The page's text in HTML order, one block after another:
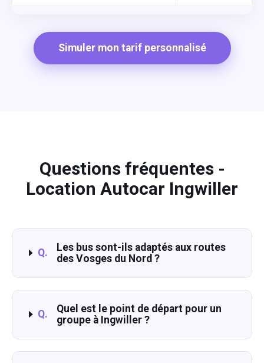
Simuler mon tarif personnalisé
Questions fréquentes -
Location Autocar Ingwiller
Q.
Les bus sont-ils adaptés aux routes
des Vosges du Nord ?
Q.
Quel est le point de départ pour un
groupe à Ingwiller ?